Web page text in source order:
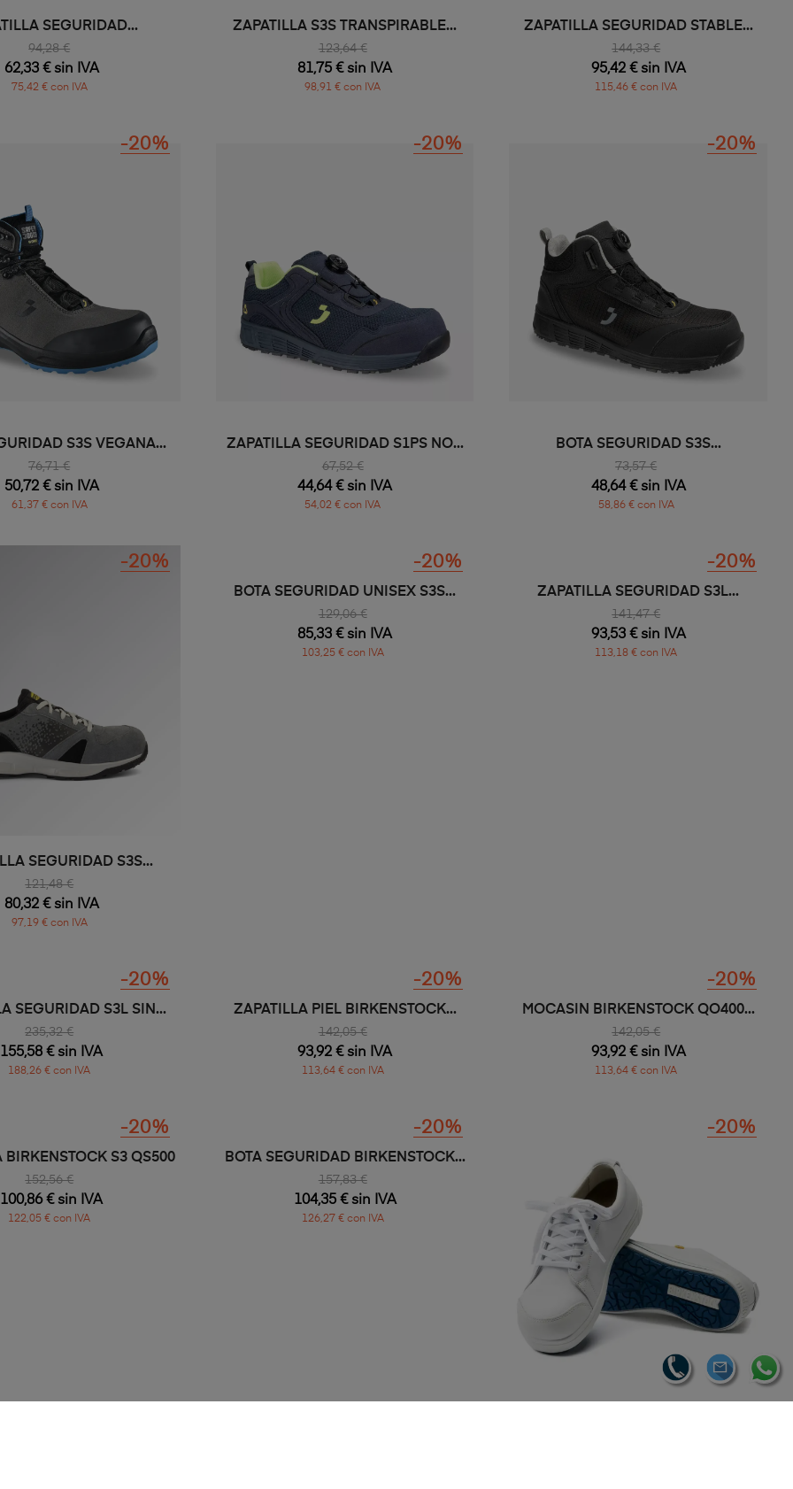
SEGURIDAD...
94,28 €
62,33 € sin IVA
75,42 € con IVA
ZAPATILLA S3S TRANSPIRABLE...
123,64 €
81,75 € sin IVA
98,91 € con IVA
ZAPATILLA SEGURIDAD STABLE...
144,33 €
95,42 € sin IVA
115,46 € con IVA
S3S VEGANA...
76,71 €
-20%
50,72 € sin IVA
61,37 € con IVA
ZAPATILLA SEGURIDAD S1PS NO...
67,52 €
-20%
44,64 € sin IVA
54,02 € con IVA
BOTA SEGURIDAD S3S...
73,57 €
-20%
48,64 € sin IVA
58,86 € con IVA
SEGURIDAD S3S...
121,48 €
-20%
80,32 € sin IVA
97,19 € con IVA
-20% -20%
-20% -20%
MOCASIN BIRKENSTOCK QO400...
142,05 €
-20%
93,92 € sin IVA
-20% -20% -20%